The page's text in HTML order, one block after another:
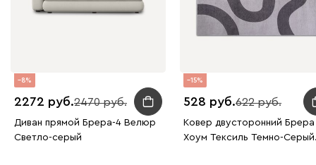
8
2272 2470
Диван прямой Брера-4 Велюр
Светло-серый
15
528 622
Ковер двусторонний Брера
Хоум Тексиль Темно-Серый